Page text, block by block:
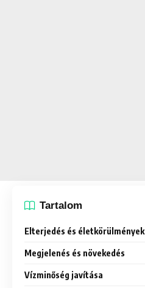
Tartalom
Elterjedés és életkörülmények
Megjelenés és növekedés
Vízminőség javítása